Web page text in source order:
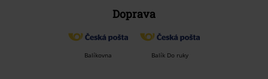
Doprava
Balíkovna Balík Do ruky